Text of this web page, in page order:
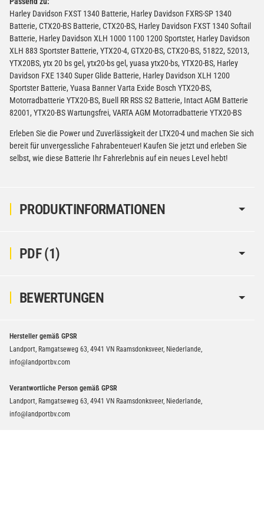
PRODUKTINFORMATIONEN
Harley Davidson FXST 1340 Batterie, Harley Davidson FXRS-SP 1340
Batterie, CTX20-BS Batterie, CTX20-BS, Harley Davidson FXST 1340 Softail
Batterie, Harley Davidson XLH 1000 1100 1200 Sportster, Harley Davidson
XLH 883 Sportster Batterie, YTX20-4, GTX20-BS, CTX20-BS, 51822, 52013,
YTX20BS, ytx 20 bs gel, ytx20-bs gel, yuasa ytx20-bs, YTX20-BS, Harley
Davidson FXE 1340 Super Glide Batterie, Harley Davidson XLH 1200
Sportster Batterie, Yuasa Banner Varta Exide Bosch YTX20-BS,
Motorradbatterie YTX20-BS, Buell RR RSS S2 Batterie, Intact AGM Batterie
82001, YTX20-BS Wartungsfrei, VARTA AGM Motorradbatterie YTX20-BS
Erleben Sie die Power und Zuverlässigkeit der LTX20-4 und machen Sie sich
bereit für unvergessliche Fahrabenteuer! Kaufen Sie jetzt und erleben Sie
selbst, wie diese Batterie Ihr Fahrerlebnis auf ein neues Level hebt!
PDF (1)
BEWERTUNGEN
Hersteller gemäß GPSR
Landport, Ramgatseweg 63, 4941 VN Raamsdonksveer, Niederlande,
info@landportbv.com
Verantwortliche Person gemäß GPSR
Landport, Ramgatseweg 63, 4941 VN Raamsdonksveer, Niederlande,
info@landportbv.com